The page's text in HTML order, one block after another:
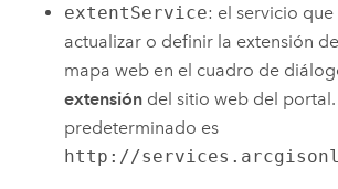
extentService: el servicio
actualizar o definir la extensión
mapa web en el cuadro de
extensión del sitio web del portal.
predeterminado es
http://